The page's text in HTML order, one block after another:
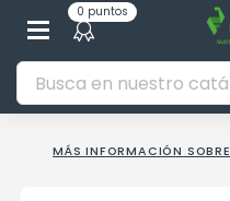
0 puntos
MÁS INFORMACIÓN SOBRE